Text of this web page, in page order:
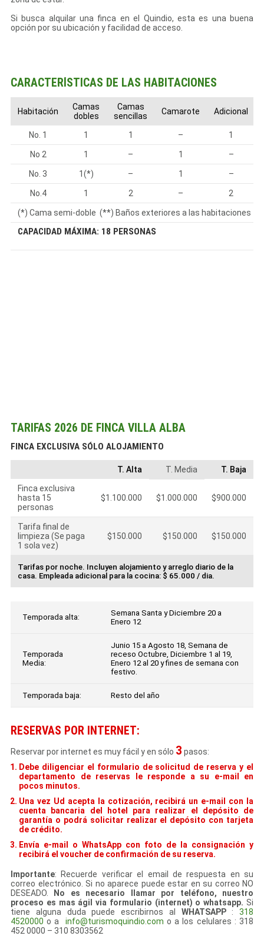
Si busca alquilar una finca en el Quindio, esta es una buena
opción por su ubicación y facilidad de acceso.
CARACTERÍSTICAS DE LAS HABITACIONES
Habitación
Camas
dobles
Camas
sencillas
Camarote Adicional
No. 1 1 1 – 1
No 2 1 – 1
–
No. 3
1(*) – 1 –
No.4 1 2 – 2
(*) Cama semi-doble (**) Baños exteriores a las habitaciones
CAPACIDAD MÁXIMA: 18 PERSONAS
TARIFAS 2026 DE FINCA VILLA ALBA
FINCA EXCLUSIVA SÓLO ALOJAMIENTO
T. Alta T. Media
T. Baja
Finca exclusiva
hasta 15
personas
$1.100.000 $1.000.000 $900.000
Tarifa final de
limpieza (Se paga
1 sola vez)
$150.000 $150.000 $150.000
Tarifas por noche. Incluyen alojamiento y arreglo diario de la
casa. Empleada adicional para la cocina: $ 65.000 / dia.
Temporada alta:
Semana Santa y Diciembre 20 a
Enero 12
Temporada
Media:
Junio 15 a Agosto 18, Semana de
receso Octubre, Diciembre 1 al 19,
Enero 12 al 20 y fines de semana con
festivo.
Temporada baja: Resto del año
RESERVAS POR INTERNET:
Reservar por internet es muy fácil y en sólo 3 pasos:
Debe diligenciar el formulario de solicitud de reserva y el
departamento de reservas le responde a su e-mail en
pocos minutos.
Una vez Ud acepta la cotización, recibirá un e-mail con la
cuenta bancaria del hotel para realizar el depósito de
garantía o podrá solicitar realizar el depósito con tarjeta
de crédito.
Envía e-mail o WhatsApp con foto de la consignación y
recibirá el voucher de confirmación de su reserva.
Importante: Recuerde verificar el email de respuesta en su
correo electrónico. Si no aparece puede estar en su correo NO
DESEADO.
No es necesario llamar por teléfono, nuestro
proceso es mas ágil via formulario (internet) o whatsapp. Si
tiene alguna duda puede escribirnos al WHATSAPP: 318
4520000 o a info@turismoquindio.com o a los celulares : 318
452 0000 – 310 8303562